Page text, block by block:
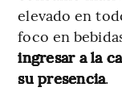
elevado en
foco en
ingresar a la
su presencia.